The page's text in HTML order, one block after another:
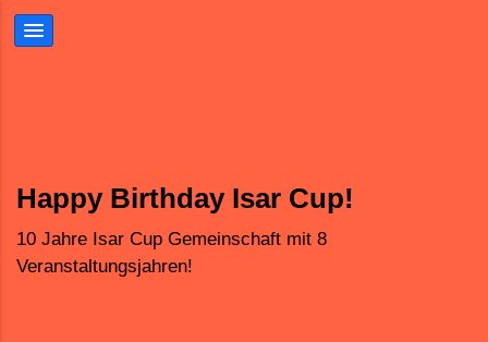
MTB-Isarcup
Abwechslungsreiche Parcours
Dabeisein ist Alles.
Für Anfänger und Fortgeschrittene
Gemeinsame Sache
In Gesellschaft macht es mehr Spass
Happy Birthday Isar Cup!
10 Jahre Isar Cup Gemeinschaft mit 8
Veranstaltungsjahren!